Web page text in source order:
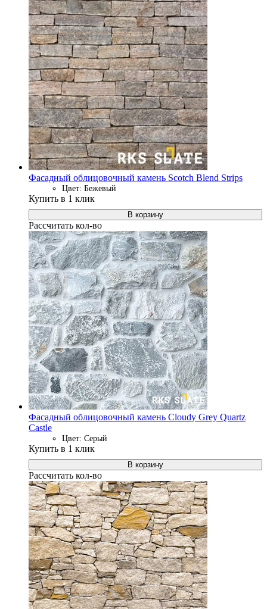
Фасадный облицовочный камень Scotch Blend Strips
Цвет: Бежевый
Купить в 1 клик
В корзину
Рассчитать кол-во
Фасадный облицовочный камень Cloudy Grey Quartz
Castle
Цвет: Серый
Купить в 1 клик
В корзину
Рассчитать кол-во